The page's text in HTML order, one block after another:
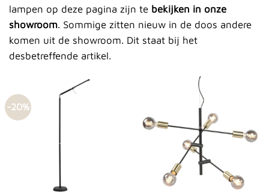
lampen op deze pagina zijn te bekijken in onze
showroom. Sommige zitten nieuw in de doos andere
komen uit de showroom. Dit staat bij het
desbetreffende artikel.
-20%